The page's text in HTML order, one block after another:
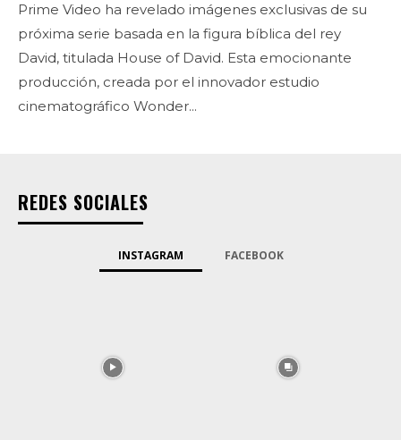
Prime Video ha revelado imágenes exclusivas de su
próxima serie basada en la figura bíblica del rey
David, titulada House of David. Esta emocionante
producción, creada por el innovador estudio
cinematográfico Wonder...
REDES SOCIALES
INSTAGRAM FACEBOOK